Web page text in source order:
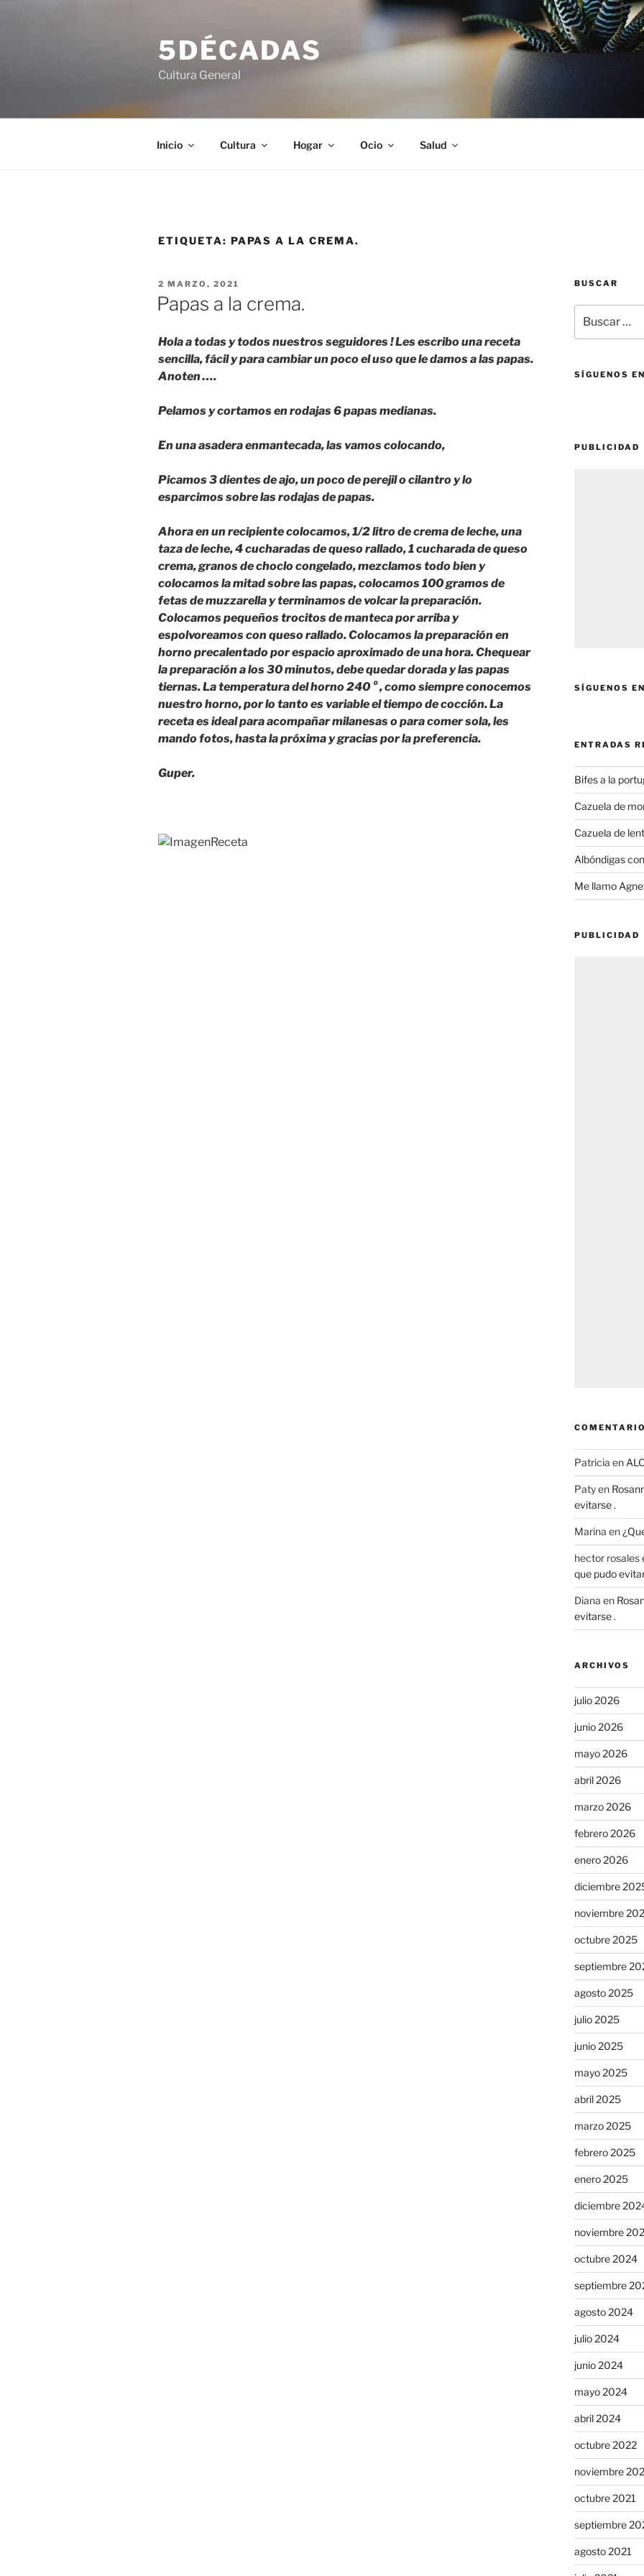
5DÉCADAS
Cultura General
Inicio Cultura Hogar Ocio Salud
ETIQUETA: PAPAS A LA CREMA.
PUBLICADO
EL
2 MARZO, 2021
Papas a la crema.
Hola a todas y todos nuestros seguidores ! Les escribo una receta
sencilla, fácil y para cambiar un poco el uso que le damos a las papas.
Anoten ….
Pelamos y cortamos en rodajas 6 papas medianas.
En una asadera enmantecada, las vamos colocando,
Picamos 3 dientes de ajo, un poco de perejil o cilantro y lo
esparcimos sobre las rodajas de papas.
Ahora en un recipiente colocamos, 1/2 litro de crema de leche, una
taza de leche, 4 cucharadas de queso rallado, 1 cucharada de queso
crema, granos de choclo congelado, mezclamos todo bien y
colocamos la mitad sobre las papas, colocamos 100 gramos de
fetas de muzzarella y terminamos de volcar la preparación.
Colocamos pequeños trocitos de manteca por arriba y
espolvoreamos con queso rallado. Colocamos la preparación en
horno precalentado por espacio aproximado de una hora. Chequear
la preparación a los 30 minutos, debe quedar dorada y las papas
tiernas. La temperatura del horno 240 ° , como siempre conocemos
nuestro horno, por lo tanto es variable el tiempo de cocción. La
receta es ideal para acompañar milanesas o para comer sola, les
mando fotos, hasta la próxima y gracias por la preferencia.
Guper.
BUSCAR
por:
SÍGUENOS
PUBLICIDAD
SÍGUENOS
ENTRADAS
Bifes a la
Cazuela de
Cazuela de
Albóndigas
Me llamo
PUBLICIDAD
Patricia en
Patyen
evitarse .
Marina en
hector rosales
que pudo
Diana en
evitarse .
ARCHIVOS
julio 2026
junio 2026
mayo 2026
abril 2026
marzo 2026
febrero 2026
enero 2026
diciembre
noviembre
octubre 2025
septiembre
agosto 2025
julio 2025
junio 2025
mayo 2025
abril 2025
marzo 2025
febrero 2025
enero 2025
diciembre
noviembre
octubre 2024
septiembre
agosto 2024
julio 2024
junio 2024
mayo 2024
abril 2024
octubre 2022
noviembre
octubre 2021
septiembre
agosto 2021